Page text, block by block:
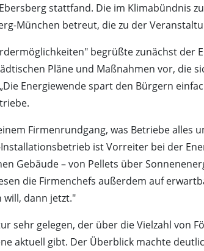
stattfand. Die im Klimabündnis
München betreut, die zu der
begrüßte zunächst der
Pläne und Maßnahmen vor, die
Energiewende spart den Bürgern
Firmenrundgang, was Betriebe alles
ist Vorreiter bei der
Gebäude – von Pellets über
die Firmenchefs außerdem auf
will, dann jetzt."
sehr gelegen, der über die Vielzahl von
aktuell gibt. Der Überblick machte